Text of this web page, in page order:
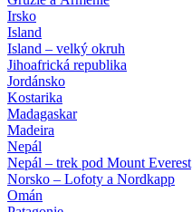
Irsko
Island
Island – velký okruh
Jihoafrická republika
Jordánsko
Kostarika
Madagaskar
Madeira
Nepál
Nepál – trek pod Mount Everest
Norsko – Lofoty a Nordkapp
Omán